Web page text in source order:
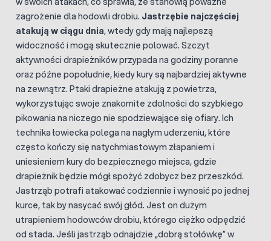
zagrożenie dla hodowli drobiu. Jastrzębie najczęściej
atakują w ciągu dnia, wtedy gdy mają najlepszą
widoczność i mogą skutecznie polować. Szczyt
aktywności drapieżników przypada na godziny poranne
oraz późne popołudnie, kiedy kury są najbardziej aktywne
na zewnątrz. Ptaki drapieżne atakują z powietrza,
wykorzystując swoje znakomite zdolności do szybkiego
pikowania na niczego nie spodziewające się ofiary. Ich
technika łowiecka polega na nagłym uderzeniu, które
często kończy się natychmiastowym złapaniem i
uniesieniem kury do bezpiecznego miejsca, gdzie
drapieżnik będzie mógł spożyć zdobycz bez przeszkód.
Jastrząb potrafi atakować codziennie i wynosić po jednej
kurce, tak by nasycać swój głód. Jest on dużym
utrapieniem hodowców drobiu, którego ciężko odpędzić
od stada. Jeśli jastrząb odnajdzie „dobrą stołówkę” w